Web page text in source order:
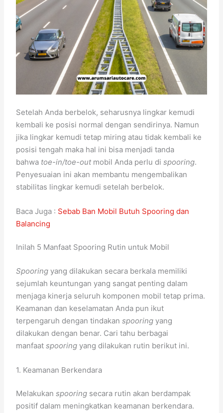
Setelah Anda berbelok, seharusnya lingkar kemudi
kembali ke posisi normal dengan sendirinya. Namun
jika lingkar kemudi tetap miring atau tidak kembali ke
posisi tengah maka hal ini bisa menjadi tanda
bahwa toe-in/toe-out mobil Anda perlu dispooring.
Penyesuaian ini akan membantu mengembalikan
stabilitas lingkar kemudi setelah berbelok.
Baca Juga : Sebab Ban Mobil Butuh Spooring dan
Balancing
Inilah 5 Manfaat Spooring Rutin untuk Mobil
Spooringyang dilakukan secara berkala memiliki
sejumlah keuntungan yang sangat penting dalam
menjaga kinerja seluruh komponen mobil tetap prima.
Keamanan dan keselamatan Anda pun ikut
terpengaruh dengan tindakanspooringyang
dilakukan dengan benar. Cari tahu berbagai
manfaatspooringyang dilakukan rutin berikut ini.
1. Keamanan Berkendara
Melakukanspooring secara rutin akan berdampak
positif dalam meningkatkan keamanan berkendara.